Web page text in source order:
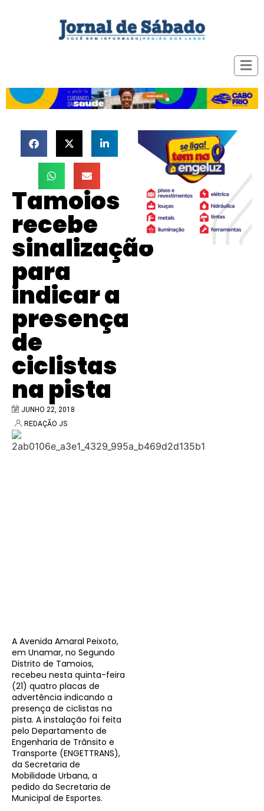
Tamoios
recebe
sinalização
para
indicar a
presença
de
ciclistas
na pista
JUNHO 22, 2018
REDAÇÃO JS
A Avenida Amaral Peixoto,
em Unamar, no Segundo
Distrito de Tamoios,
recebeu nesta quinta-feira
(21) quatro placas de
advertência indicando a
presença de ciclistas na
pista. A instalação foi feita
pelo Departamento de
Engenharia de Trânsito e
Transporte (ENGETTRANS),
da Secretaria de
Mobilidade Urbana, a
pedido da Secretaria de
Municipal de Esportes.